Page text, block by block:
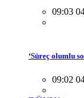
09:03
‘Süreç olumlu
09:02